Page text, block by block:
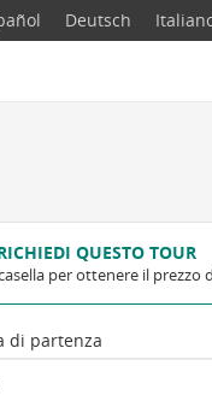
Deutsch
QUESTO TOUR
per ottenere il prezzo
di partenza